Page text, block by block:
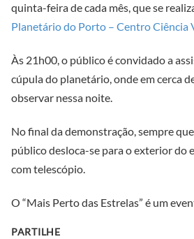
quinta-feira de cada mês, que se
Planetário do Porto – Centro Ciência
Às 21h00, o público é convidado a
cúpula do planetário, onde em cerca
observar nessa noite.
No final da demonstração, sempre
público desloca-se para o exterior do
com telescópio.
O “Mais Perto das Estrelas” é um
PARTILHE